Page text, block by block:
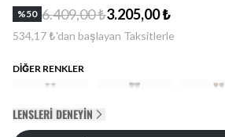
%50 6.409,00 ₺3.205,00 ₺
534,17 ₺'dan başlayan Taksitlerle
DİĞER RENKLER
LENSLERI DENEYIN